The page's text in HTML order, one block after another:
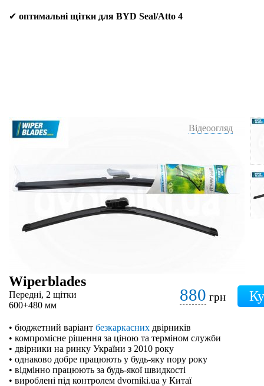
✔ оптимальні щітки для BYD Seal/Atto 4
Відеоогляд
Wiperblades
Передні, 2 щітки
600+480 мм
880 грн
• бюджетний варіант безкаркасних двірників
• компромісне рішення за ціною та терміном служби
• двірники на ринку України з 2010 року
• однаково добре працюють у будь-яку пору року
• відмінно працюють за будь-якої швидкості
• вироблені під контролем dvorniki.ua у Китаї